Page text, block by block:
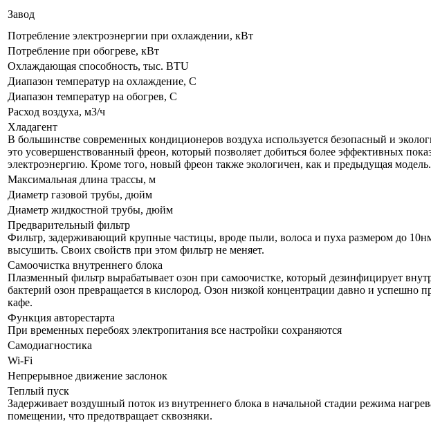
Завод
Потребление электроэнергии при охлаждении, кВт
Потребление при обогреве, кВт
Охлаждающая способность, тыс. BTU
Диапазон температур на охлаждение, С
Диапазон температур на обогрев, С
Расход воздуха, м3/ч
Хладагент
В большинстве современных кондиционеров воздуха используется безопасный и
это усовершенствованный фреон, который позволяет добиться более эффективных
электроэнергию. Кроме того, новый фреон также экологичен, как и предыдущая модель.
Максимальная длина трассы, м
Диаметр газовой трубы, дюйм
Диаметр жидкостной трубы, дюйм
Предварительный фильтр
Фильтр, задерживающий крупные частицы, вроде пыли, волоса и пуха размером до
высушить. Своих свойств при этом фильтр не меняет.
Самоочистка внутреннего блока
Плазменный фильтр вырабатывает озон при самоочистке, который дезинфицирует
бактерий озон превращается в кислород. Озон низкой концентрации давно и успешно
кафе.
Функция авторестарта
При временных перебоях электропитания все настройки сохраняются
Самодиагностика
Wi-Fi
Непрерывное движение заслонок
Теплый пуск
Задерживает воздушный поток из внутреннего блока в начальной стадии режима
помещении, что предотвращает сквозняки.